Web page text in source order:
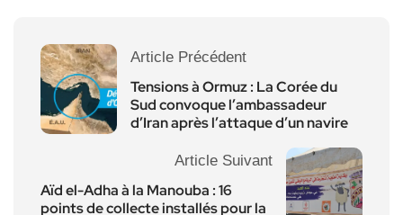
Article Précédent
Tensions à Ormuz : La Corée du
Sud convoque l’ambassadeur
d’Iran après l’attaque d’un navire
Article Suivant
Aïd el-Adha à la Manouba : 16
points de collecte installés pour la